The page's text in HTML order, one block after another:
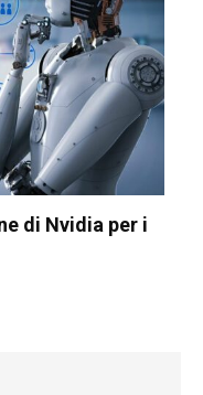
di Nvidia per i